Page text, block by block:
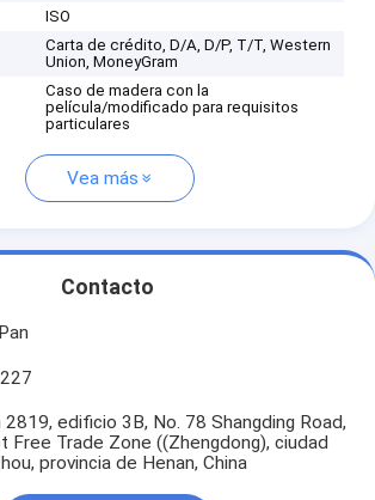
ISO
Carta de crédito, D/A, D/P, T/T, Western
Union, MoneyGram
Caso de madera con la
película/modificado para requisitos
particulares
Vea más
Contacto
edificio 3B, No. 78 Shangding Road,
Free Trade Zone ((Zhengdong), ciudad
provincia de Henan, China